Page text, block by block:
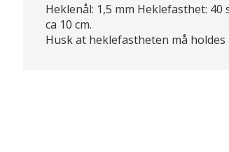
Heklenål: 1,5 mm Heklefasthet:
ca 10 cm.
Husk at heklefastheten må